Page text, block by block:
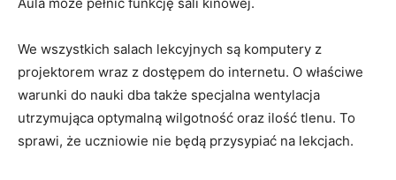
We wszystkich salach lekcyjnych są komputery z
projektorem wraz z dostępem do internetu. O właściwe
warunki do nauki dba także specjalna wentylacja
utrzymująca optymalną wilgotność oraz ilość tlenu. To
sprawi, że uczniowie nie będą przysypiać na lekcjach.